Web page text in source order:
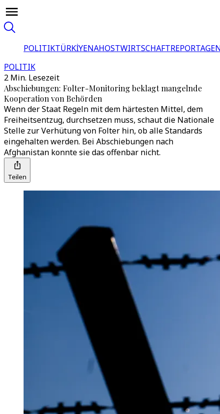
POLITIKTÜRKİYENAHOSTWIRTSCHAFT
POLITIK
2 Min. Lesezeit
Abschiebungen: Folter-Monitoring beklagt mangelnde
Kooperation von Behörden
Wenn der Staat Regeln mit dem härtesten Mittel, dem
Freiheitsentzug, durchsetzen muss, schaut die Nationale
Stelle zur Verhütung von Folter hin, ob alle Standards
eingehalten werden. Bei Abschiebungen nach
Afghanistan konnte sie das offenbar nicht.
Teilen